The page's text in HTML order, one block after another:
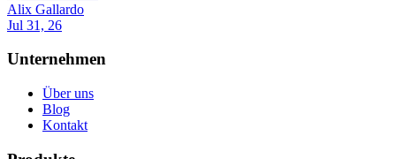
Alix Gallardo
Jul 31, 26
Unternehmen
Über uns
Blog
Kontakt